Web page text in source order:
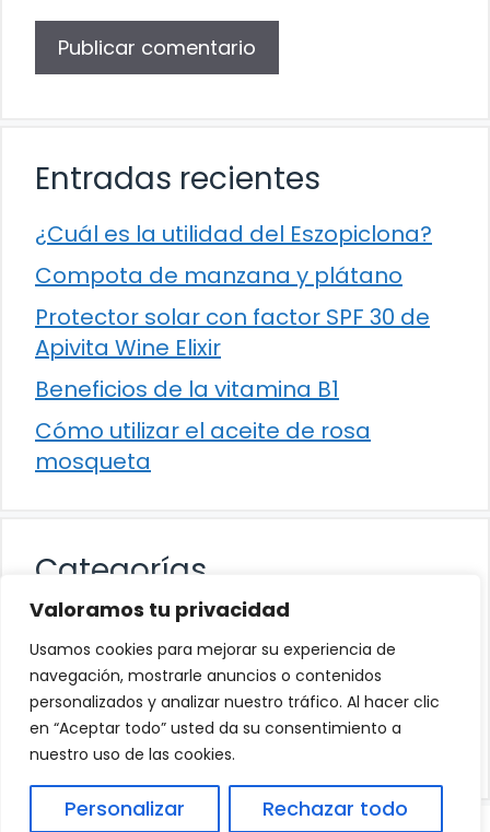
Valoramos tu privacidad
Usamos cookies para mejorar su experiencia de
navegación, mostrarle anuncios o contenidos
personalizados y analizar nuestro tráfico. Al hacer clic
en “Aceptar todo” usted da su consentimiento a
nuestro uso de las cookies.
Personalizar Rechazar todo
Entradas recientes
¿Cuál es la utilidad del Eszopiclona?
Compota de manzana y plátano
Protector solar con factor SPF 30 de
Apivita Wine Elixir
Beneficios de la vitamina B1
Cómo utilizar el aceite de rosa
mosqueta
Categorías
Alimentación
Destacados
Hogar
Salud